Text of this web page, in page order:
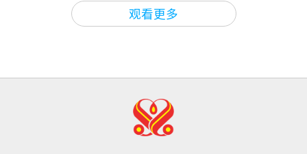
观看更多
2026-08-08
4:25
为强大的多
焦点新闻